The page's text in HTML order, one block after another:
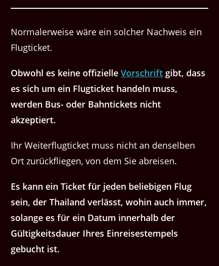
Normalerweise wäre ein solcher Nachweis ein
Flugticket.
Obwohl es keine offizielleVorschrift gibt, dass
es sich um ein Flugticket handeln muss,
werden Bus- oder Bahntickets nicht
akzeptiert.
Ihr Weiterflugticket muss nicht an denselben
Ort zurückfliegen, von dem Sie abreisen.
Es kann ein Ticket für jeden beliebigen Flug
sein, der Thailand verlässt, wohin auch immer,
solange es für ein Datum innerhalb der
Gültigkeitsdauer Ihres Einreisestempels
gebucht ist.